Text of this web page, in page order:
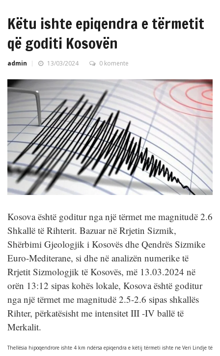
Këtu ishte epiqendra e tërmetit
që goditi Kosovën
admin 13/03/2024 0 komente
Kosova është goditur nga një tërmet me magnitudë 2.6
Shkallë të Rihterit. Bazuar në Rrjetin Sizmik,
Shërbimi Gjeologjik i Kosovës dhe Qendrës Sizmike
Euro-Mediterane, si dhe në analizën numerike të
Rrjetit Sizmologjik të Kosovës, më 13.03.2024 në
orën 13:12 sipas kohës lokale, Kosova është goditur
nga një tërmet me magnitudë 2.5-2.6 sipas shkallës
Rihter, përkatësisht me intensitet III -IV ballë të
Merkalit.
Thellësia hipoqendrore ishte 4 km ndërsa epiqendra e këtij tërmeti ishte ne Veri Lindje të